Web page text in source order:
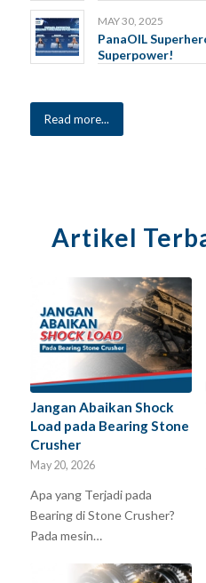
MAY 30, 2025
PanaOIL
Superpower!
Read more...
Artikel
Jangan Abaikan Shock
Load pada Bearing Stone
Crusher
May 20, 2026
Apa yang Terjadi pada
Bearing di Stone Crusher?
Pada mesin…